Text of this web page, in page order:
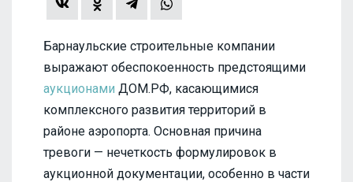
Барнаульские строительные компании
выражают обеспокоенность предстоящими
аукционами ДОМ.РФ, касающимися
комплексного развития территорий в
районе аэропорта. Основная причина
тревоги — нечеткость формулировок в
аукционной документации, особенно в части